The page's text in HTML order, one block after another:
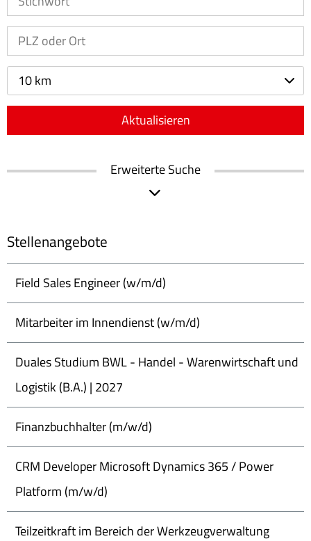
10 km
Aktualisieren
Erweiterte Suche
Stellenangebote
Field Sales Engineer (w/m/d)
Mitarbeiter im Innendienst (w/m/d)
Duales Studium BWL - Handel - Warenwirtschaft und
Logistik (B.A.) | 2027
Finanzbuchhalter (m/w/d)
CRM Developer Microsoft Dynamics 365 / Power
Platform (m/w/d)
Teilzeitkraft im Bereich der Werkzeugverwaltung